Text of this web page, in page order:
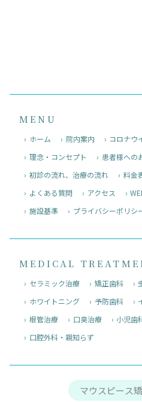
MENU
ホーム 院内案内
コロナウ
理念・コンセプト
患者様への
初診の流れ、治療の流れ
料金
よくある質問
アクセス
施設基準
プライバシーポリシ
MEDICAL
セラミック治療 矯正歯科
ホワイトニング
予防歯科
根管治療
口臭治療
小児歯
口腔外科・親知らず